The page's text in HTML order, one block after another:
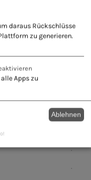
II
daraus Rückschlüsse
zu generieren.
Apps zu
Ablehnen